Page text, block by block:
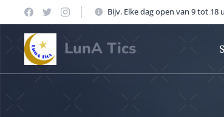
Bijv. Elke dag open van 9 tot 18
LunA Tics